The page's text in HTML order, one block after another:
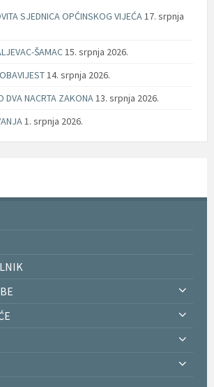
SJEDNICA OPĆINSKOG VIJEĆA17. srpnja
ŠAMAC15. srpnja 2026.
14. srpnja 2026.
DVA NACRTA ZAKONA13. srpnja 2026.
1. srpnja 2026.